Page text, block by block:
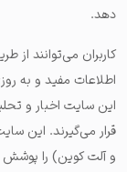
دهد.
کاربران می‌توانند از
اطلاعات مفید و به
این سایت اخبار و
قرار می‌گیرند. این
و آلت کوین) را